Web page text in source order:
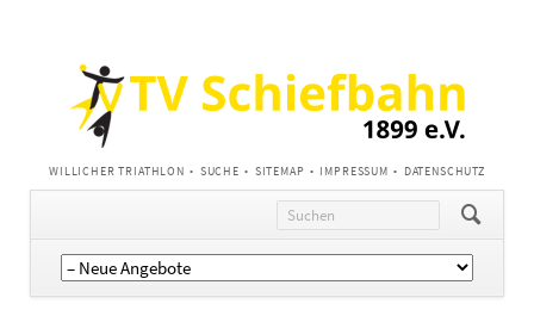
NAVIGATION
ÜBERSPRINGEN
WILLICHER TRIATHLON SUCHE SITEMAP IMPRESSUM DATENSCHUTZ
Navigation